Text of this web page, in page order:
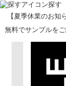
探す
【夏季休業のお知
無料でサンプルを